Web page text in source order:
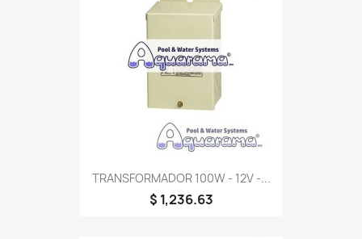
TRANSFORMADOR 100W - 12V -...
$ 1,236.63